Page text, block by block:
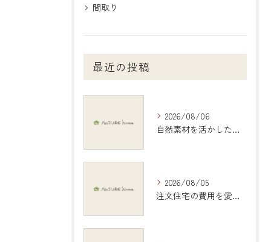
間取り
最近の投稿
2026/08/06
自然素材を活かしたインテリアで愛知県稲沢市の暮らしを心地よくする選び方ガイド
2026/08/05
注文住宅の費用を愛知県江南市で現実的に把握する具体的シミュレーション